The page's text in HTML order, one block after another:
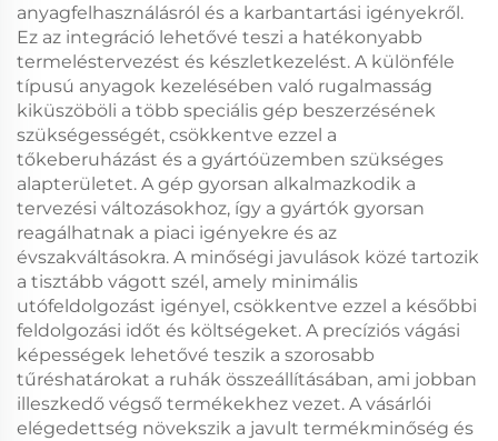
anyagfelhasználásról és a karbantartási igényekről.
Ez az integráció lehetővé teszi a hatékonyabb
termeléstervezést és készletkezelést. A különféle
típusú anyagok kezelésében való rugalmasság
kiküszöböli a több speciális gép beszerzésének
szükségességét, csökkentve ezzel a
tőkeberuházást és a gyártóüzemben szükséges
alapterületet. A gép gyorsan alkalmazkodik a
tervezési változásokhoz, így a gyártók gyorsan
reagálhatnak a piaci igényekre és az
évszakváltásokra. A minőségi javulások közé tartozik
a tisztább vágott szél, amely minimális
utófeldolgozást igényel, csökkentve ezzel a későbbi
feldolgozási időt és költségeket. A precíziós vágási
képességek lehetővé teszik a szorosabb
tűréshatárokat a ruhák összeállításában, ami jobban
illeszkedő végső termékekhez vezet. A vásárlói
elégedettség növekszik a javult termékminőség és